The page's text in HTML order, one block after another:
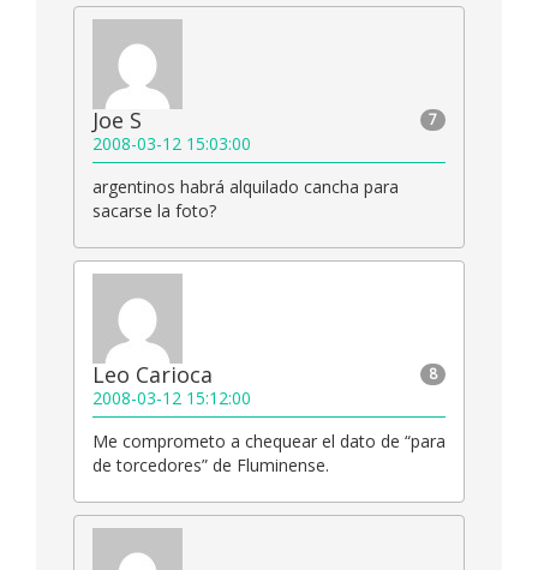
7
Joe S
2008-03-12 15:03:00
argentinos habrá alquilado cancha para
sacarse la foto?
8
Leo Carioca
2008-03-12 15:12:00
Me comprometo a chequear el dato de “para
de torcedores” de Fluminense.